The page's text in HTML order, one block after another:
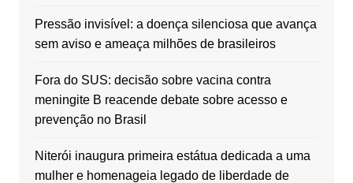
Pressão invisível: a doença silenciosa que avança
sem aviso e ameaça milhões de brasileiros
Fora do SUS: decisão sobre vacina contra
meningite B reacende debate sobre acesso e
prevenção no Brasil
Niterói inaugura primeira estátua dedicada a uma
mulher e homenageia legado de liberdade de